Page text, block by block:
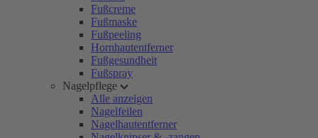
Fußcreme
Fußmaske
Fußpeeling
Hornhautentferner
Fußgesundheit
Fußspray
Nagelpflege
Alle anzeigen
Nagelfeilen
Nagelhautentferner